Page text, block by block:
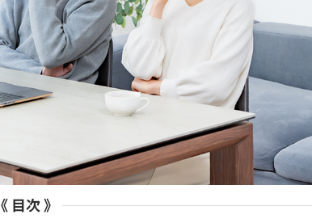
《 目次 》